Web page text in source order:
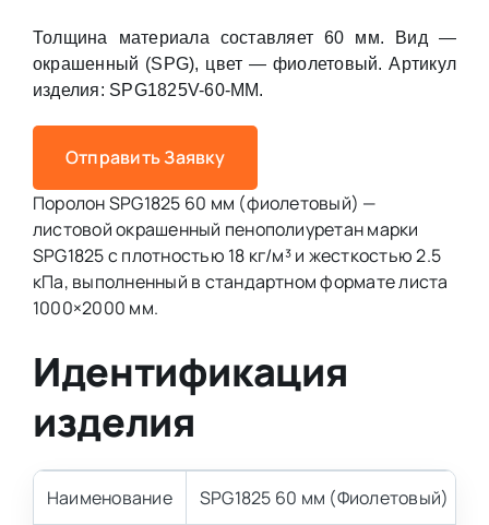
Толщина материала составляет 60 мм. Вид —
окрашенный (SPG), цвет — фиолетовый. Артикул
изделия: SPG1825V-60-MM.
Отправить Заявку
Поролон SPG1825 60 мм (фиолетовый) —
листовой окрашенный пенополиуретан марки
SPG1825 с плотностью 18 кг/м³ и жесткостью 2.5
кПа, выполненный в стандартном формате листа
1000×2000 мм.
Идентификация
изделия
Наименование SPG1825 60 мм (Фиолетовый)